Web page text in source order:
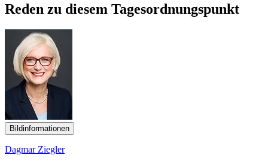
Reden zu diesem Tagesordnungspunkt
Bildinformationen
Dagmar Ziegler